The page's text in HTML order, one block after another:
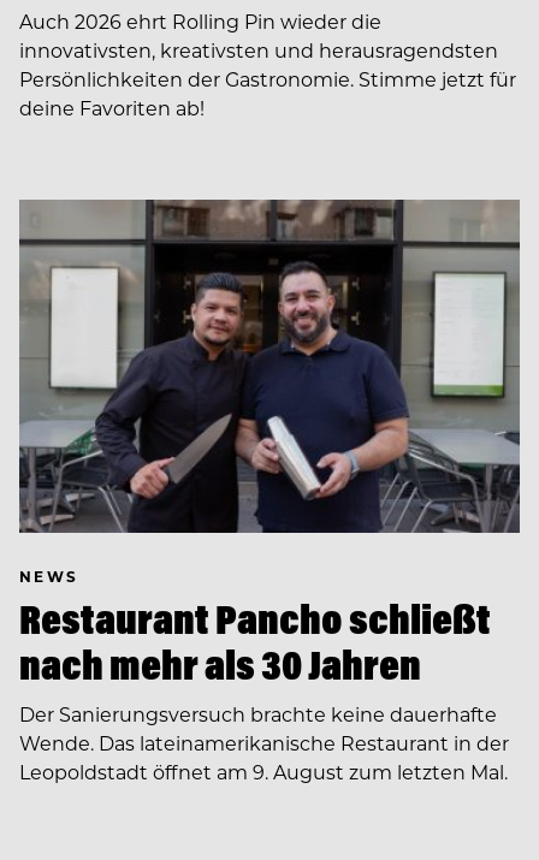
Auch 2026 ehrt Rolling Pin wieder die
innovativsten, kreativsten und herausragendsten
Persönlichkeiten der Gastronomie. Stimme jetzt für
deine Favoriten ab!
NEWS
Restaurant Pancho schließt
nach mehr als 30 Jahren
Der Sanierungsversuch brachte keine dauerhafte
Wende. Das lateinamerikanische Restaurant in der
Leopoldstadt öffnet am 9. August zum letzten Mal.